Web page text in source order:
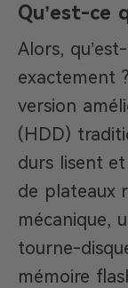
Qu’est-ce
Alors,
exactement
version
(HDD)
durs lisent
de plateaux
mécanique,
tourne-
mémoire